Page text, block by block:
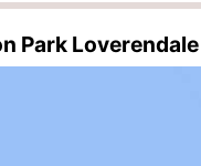
Park